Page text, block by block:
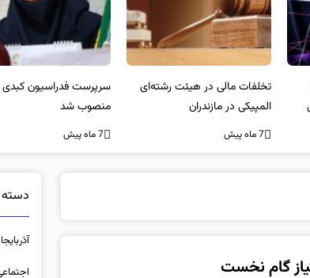
تخلفات مالی در هیئت رشته‌ای
المپیکی در مازندران
7 ماه پیش
سرپرست فدراسیون کبدی
منصوب شد
7 ماه پیش